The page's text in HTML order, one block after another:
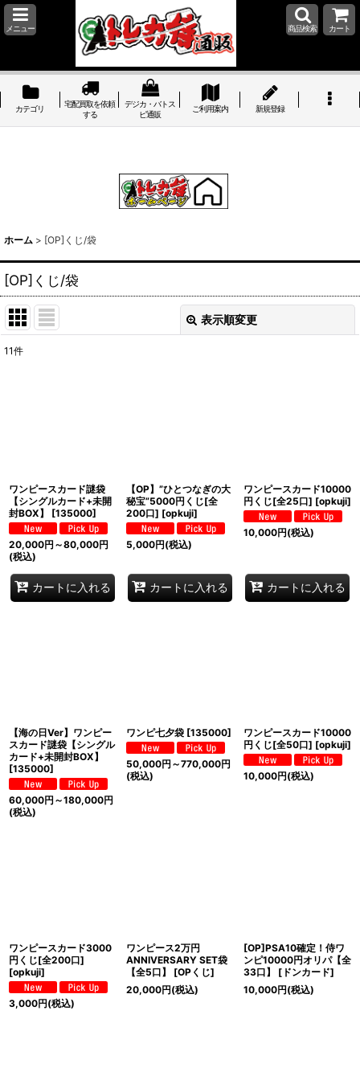
メニュー 商品検索 カート
カテゴリ
宅配買取を依頼
する
デジカ・バトス
ピ通販
ご利用案内 新規登録
ホーム > [OP]くじ/袋
[OP]くじ/袋
表示順変更
11件
ワンピースカード謎袋
【シングルカード+未開
封BOX】
[135000]
20,000円 ～80,000円
(税込)
カートに入れる
【OP】”ひとつなぎの大
秘宝”5000円くじ[全
200口] [opkuji]
5,000円(税込)
カートに入れる
ワンピースカード10000
円くじ[全25口] [opkuji]
10,000円(税込)
カートに入れる
【海の日Ver】ワンピー
スカード謎袋【シングル
カード+未開封BOX】
[135000]
60,000円 ～180,000円
(税込)
ワンピ七夕袋 [135000]
50,000円 ～770,000円
(税込)
ワンピースカード10000
円くじ[全50口] [opkuji]
10,000円(税込)
ワンピースカード3000
円くじ[全200口]
[opkuji]
3,000円(税込)
ワンピース2万円
ANNIVERSARY SET袋
【全5口】
[OPくじ]
20,000円(税込)
[OP]PSA10確定！侍ワ
ンピ10000円オリパ【全
33口】
[ドンカード]
10,000円(税込)